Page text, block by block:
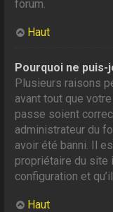
forum.
Haut
Pourquoi ne
Plusieurs raisons
avant tout que
passe soient
administrateur du
avoir été banni. Il
propriétaire du site
configuration et
Haut